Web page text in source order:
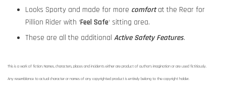
Looks Sporty and made for more comfort at the Rear for
Pillion Rider with ‘Feel Safe‘ sitting area.
These are all the additional Active Safety Features.
This is a work of fiction. Names, characters, places and incidents either are product of author's imagination or are used fictitiously.
Any resemblance to actual character or names of any copyrighted product is entirely belong to the copyright holder.